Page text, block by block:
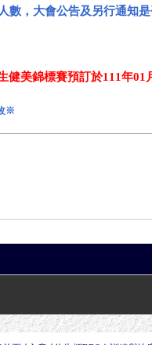
數，大會公告及另行通知
健美錦標賽預訂於111年01
※